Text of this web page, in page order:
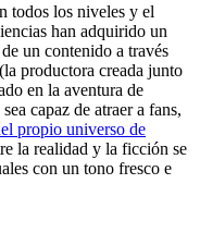
todos los niveles y el
han adquirido un
un contenido a través
(la productora creada junto
en la aventura de
capaz de atraer a fans,
propio universo de
la realidad y la ficción se
con un tono fresco e